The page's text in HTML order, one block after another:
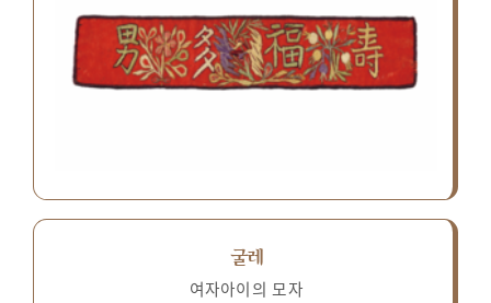
굴레
여자아이의 모자